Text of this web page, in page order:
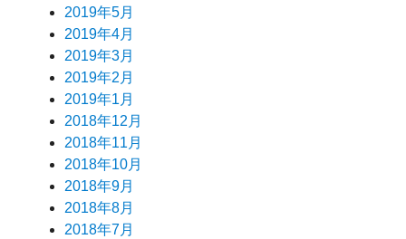
2019年5月
2019年4月
2019年3月
2019年2月
2019年1月
2018年12月
2018年11月
2018年10月
2018年9月
2018年8月
2018年7月